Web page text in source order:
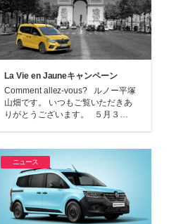
La Vie en Jauneキャンペーン
Comment allez-vous? ルノー平塚
山畑です。 いつもご覧いただきあ
りがとうございます。 ５月３…
ニュース